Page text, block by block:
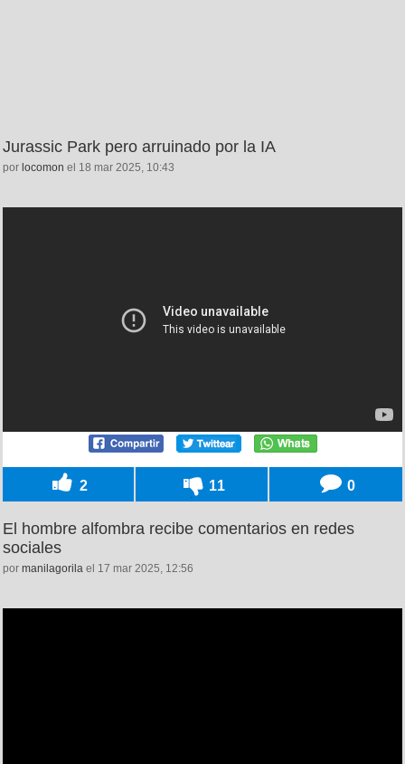
Jurassic Park pero arruinado por la IA
por locomon el 18 mar 2025, 10:43
2 11 0
El hombre alfombra recibe comentarios en redes
sociales
por manilagorila el 17 mar 2025, 12:56